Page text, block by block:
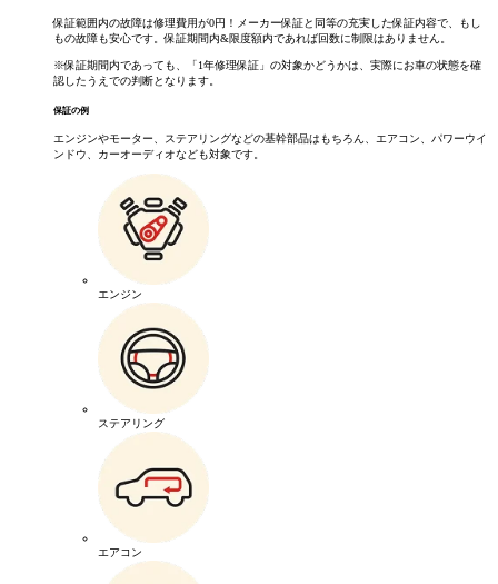
保証範囲内の故障は修理費用が0円！メーカー保証と同等の充実した保証内容で、もし
もの故障も安心です。保証期間内&限度額内であれば回数に制限はありません。
※保証期間内であっても、「1年修理保証」の対象かどうかは、実際にお車の状態を確
認したうえでの判断となります。
保証の例
エンジンやモーター、ステアリングなどの基幹部品はもちろん、エアコン、パワーウイ
ンドウ、カーオーディオなども対象です。
エンジン
ステアリング
エアコン